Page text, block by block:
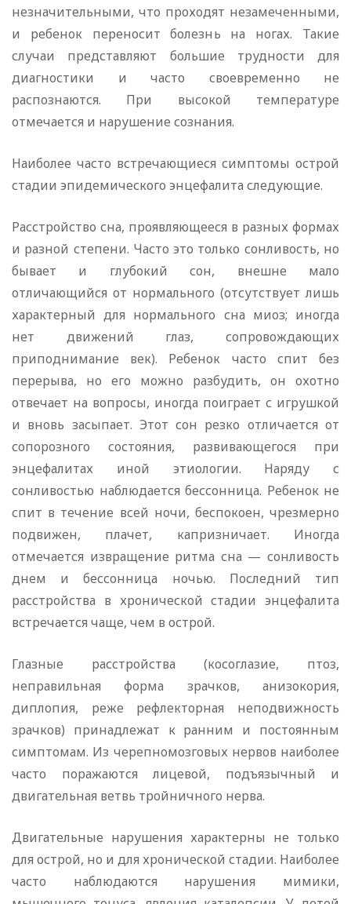
незначительными, что проходят незамеченными,
и ребенок переносит болезнь на ногах. Такие
случаи представляют большие трудности для
диагностики и часто своевременно не
распознаются. При высокой температуре
отмечается и нарушение сознания.
Наиболее часто встречающиеся симптомы острой
стадии эпидемического энцефалита следующие.
Расстройство сна, проявляющееся в разных формах
и разной степени. Часто это только сонливость, но
бывает и глубокий сон, внешне мало
отличающийся от нормального (отсутствует лишь
характерный для нормального сна миоз; иногда
нет движений глаз, сопровождающих
приподнимание век). Ребенок часто спит без
перерыва, но его можно разбудить, он охотно
отвечает на вопросы, иногда поиграет с игрушкой
и вновь засыпает. Этот сон резко отличается от
сопорозного состояния, развивающегося при
энцефалитах иной этиологии. Наряду с
сонливостью наблюдается бессонница. Ребенок не
спит в течение всей ночи, беспокоен, чрезмерно
подвижен, плачет, капризничает. Иногда
отмечается извращение ритма сна — сонливость
днем и бессонница ночью. Последний тип
расстройства в хронической стадии энцефалита
встречается чаще, чем в острой.
Глазные расстройства (косоглазие, птоз,
неправильная форма зрачков, анизокория,
диплопия, реже рефлекторная неподвижность
зрачков) принадлежат к ранним и постоянным
симптомам. Из черепномозговых нервов наиболее
часто поражаются лицевой, подъязычный и
двигательная ветвь тройничного нерва.
Двигательные нарушения характерны не только
для острой, но и для хронической стадии. Наиболее
часто наблюдаются нарушения мимики,